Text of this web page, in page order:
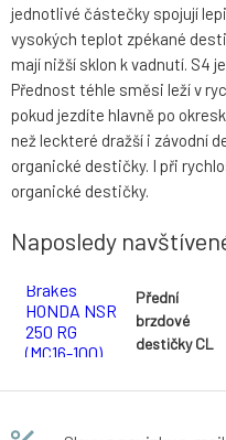
jednotlivé částečky spojují
vysokých teplot zpékané
mají nižší sklon k vadnutí. S4
Přednost téhle směsi leží v
pokud jezdíte hlavně po
než leckteré dražší i závodní
organické destičky. I při
organické destičky.
Naposledy
Přední
brzdové
destičky CL
HONDA NSR
(MC16-100)